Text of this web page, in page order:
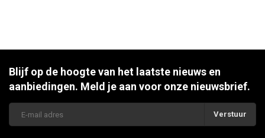
Blijf op de hoogte van het laatste nieuws en
aanbiedingen. Meld je aan voor onze nieuwsbrief.
Verstuur